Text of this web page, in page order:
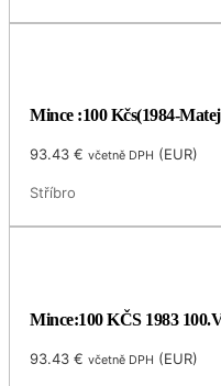
Mince :100 Kčs(1984-
93.43€ včetně DPH (EUR)
Stříbro
Mince:100 KČS 1983
93.43€ včetně DPH (EUR)